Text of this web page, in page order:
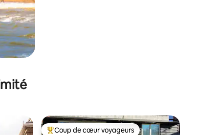
Coup de cœur voyageurs